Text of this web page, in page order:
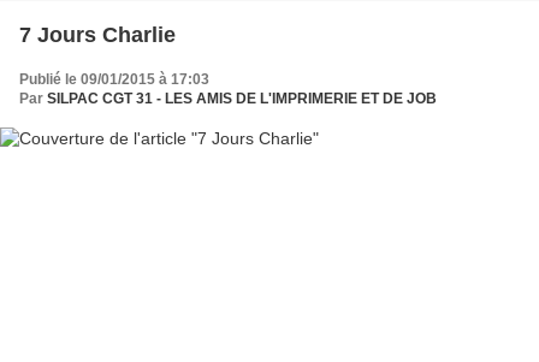
7 Jours Charlie
Publié le 09/01/2015 à 17:03
Par SILPAC CGT 31 - LES AMIS DE L'IMPRIMERIE ET DE JOB